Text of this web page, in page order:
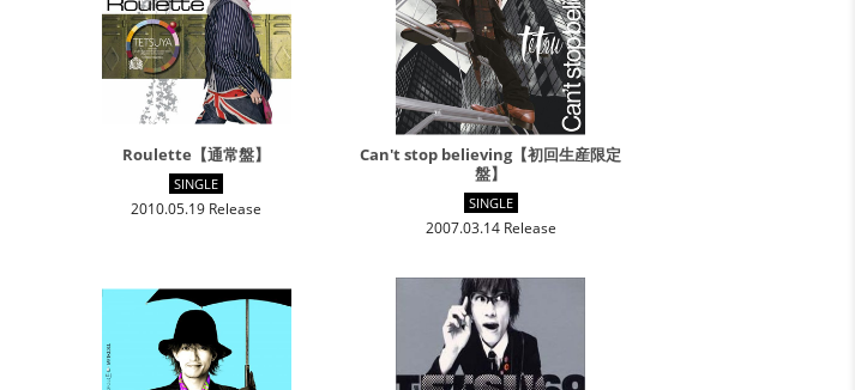
Roulette【通常盤】
SINGLE
2010.05.19 Release
Can't stop believing【初回生産限定
盤】
SINGLE
2007.03.14 Release